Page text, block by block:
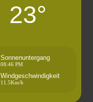
23°
Sonnenuntergang
08:46 PM
Windgeschwindigkeit
11.5Km/h